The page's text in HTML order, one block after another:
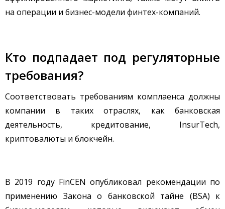
на операции и бизнес-модели финтех-компаний.
Кто подпадает под регуляторные
требования?
Соответствовать требованиям комплаенса должны
компании в таких отраслях, как банковская
деятельность, кредитование, InsurTech,
криптовалюты и блокчейн.
В 2019 году FinCEN опубликовал рекомендации по
применению Закона о банковской тайне (BSA) к